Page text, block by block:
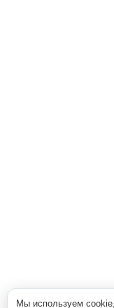
Мы используем